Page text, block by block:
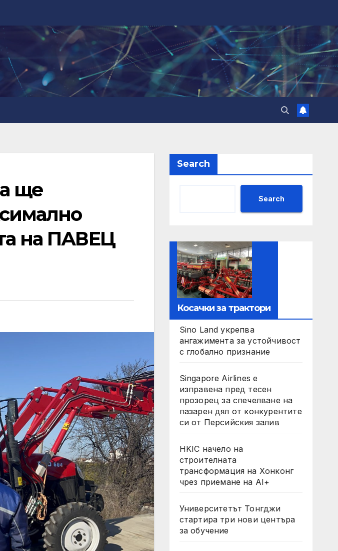
ще
на ПАВЕЦ
Search
Search
Косачки за трактори
Sino Land укрепва
ангажимента за устойчивост
с глобално признание
Singapore Airlines е
изправена пред тесен
прозорец за спечелване на
пазарен дял от конкурентите
си от Персийския залив
HKIC начело на
строителната
трансформация на Хонконг
чрез приемане на AI+
Университетът Тонгджи
стартира три нови центъра
за обучение